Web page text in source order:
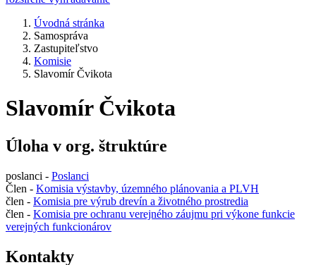
Úvodná stránka
Samospráva
Zastupiteľstvo
Komisie
Slavomír Čvikota
Slavomír Čvikota
Úloha v org. štruktúre
poslanci - Poslanci
Člen - Komisia výstavby, územného plánovania a PLVH
člen - Komisia pre výrub drevín a životného prostredia
člen - Komisia pre ochranu verejného záujmu pri výkone funkcie
verejných funkcionárov
Kontakty